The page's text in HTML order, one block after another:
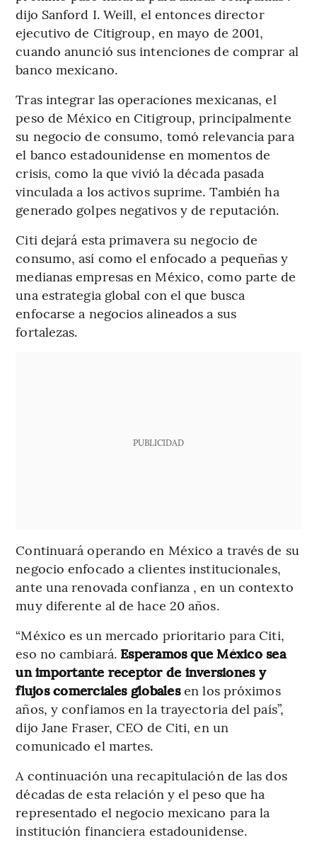
dijo Sanford I. Weill, el entonces director
ejecutivo de Citigroup, en mayo de 2001,
cuando anunció sus intenciones de comprar al
banco mexicano.
Tras integrar las operaciones mexicanas, el
peso de México en Citigroup, principalmente
su negocio de consumo, tomó relevancia para
el banco estadounidense en momentos de
crisis, como la que vivió la década pasada
vinculada a los activos suprime. También ha
generado golpes negativos y de reputación.
Citi dejará esta primavera su negocio de
consumo, así como el enfocado a pequeñas y
medianas empresas en México, como parte de
una estrategia global con el que busca
enfocarse a negocios alineados a sus
fortalezas.
PUBLICIDAD
Continuará operando en México a través de su
negocio enfocado a clientes institucionales,
ante una renovada confianza , en un contexto
muy diferente al de hace 20 años.
“México es un mercado prioritario para Citi,
eso no cambiará. Esperamos que México sea
un importante receptor de inversiones y
flujos comerciales globalesen los próximos
años, y confiamos en la trayectoria del país”,
dijo Jane Fraser, CEO de Citi, en un
comunicado el martes.
A continuación una recapitulación de las dos
décadas de esta relación y el peso que ha
representado el negocio mexicano para la
institución financiera estadounidense.